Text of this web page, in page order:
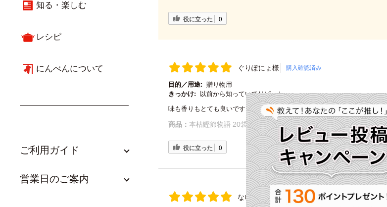
知る・楽しむ
レシピ
にんべんについて
ご利用ガイド
営業日のご案内
役に立った 0
ぐりぽにょ様 購入確認済み
目的／用途:
贈り物用
きっかけ:
以前から知っていてリピート
味も香りもとても良いです。送り先の方も楽しみにしていただいています。
商品： 本枯鰹節物語 20袋入り かつお節削りぶし ＜常温・O＞
役に立った 0
ないぽん様 購入確認済み